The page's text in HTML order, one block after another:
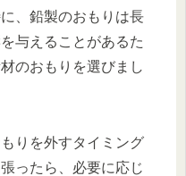
、鉛製のおもりは長
与えることがあるた
のおもりを選びまし
りを外すタイミング
ったら、必要に応じ